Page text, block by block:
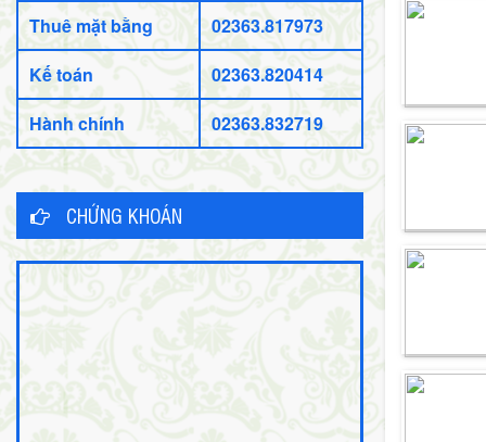
Thuê mặt bằng
02363.817973
Kế toán
02363.820414
Hành chính
02363.832719
CHỨNG KHOÁN